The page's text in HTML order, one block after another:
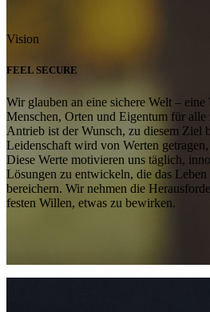
Vision
FEEL SECURE
Wir glauben an eine sichere Welt –
Menschen, Orten und Eigentum für
Antrieb ist der Wunsch, zu diesem Ziel
Leidenschaft wird von Werten
Diese Werte motivieren uns täglich,
Lösungen zu entwickeln, die das
bereichern. Wir nehmen die
festen Willen, etwas zu bewirken.